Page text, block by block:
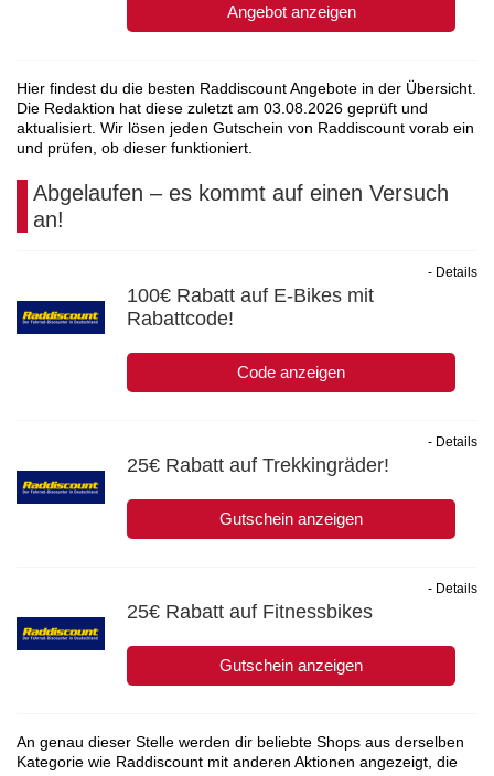
Angebot anzeigen
Hier findest du die besten Raddiscount Angebote in der Übersicht.
Die Redaktion hat diese zuletzt am 03.08.2026 geprüft und
aktualisiert. Wir lösen jeden Gutschein von Raddiscount vorab ein
und prüfen, ob dieser funktioniert.
Abgelaufen – es kommt auf einen Versuch
an!
100€ Rabatt auf E-Bikes mit
Rabattcode!
Code anzeigen
- Details
25€ Rabatt auf Trekkingräder!
Gutschein anzeigen
- Details
25€ Rabatt auf Fitnessbikes
Gutschein anzeigen
- Details
An genau dieser Stelle werden dir beliebte Shops aus derselben
Kategorie wie Raddiscount mit anderen Aktionen angezeigt, die